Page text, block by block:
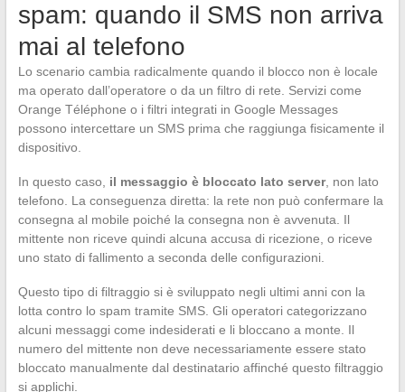
spam: quando il SMS non arriva
mai al telefono
Lo scenario cambia radicalmente quando il blocco non è locale
ma operato dall’operatore o da un filtro di rete. Servizi come
Orange Téléphone o i filtri integrati in Google Messages
possono intercettare un SMS prima che raggiunga fisicamente il
dispositivo.
In questo caso, il messaggio è bloccato lato server, non lato
telefono. La conseguenza diretta: la rete non può confermare la
consegna al mobile poiché la consegna non è avvenuta. Il
mittente non riceve quindi alcuna accusa di ricezione, o riceve
uno stato di fallimento a seconda delle configurazioni.
Questo tipo di filtraggio si è sviluppato negli ultimi anni con la
lotta contro lo spam tramite SMS. Gli operatori categorizzano
alcuni messaggi come indesiderati e li bloccano a monte. Il
numero del mittente non deve necessariamente essere stato
bloccato manualmente dal destinatario affinché questo filtraggio
si applichi.